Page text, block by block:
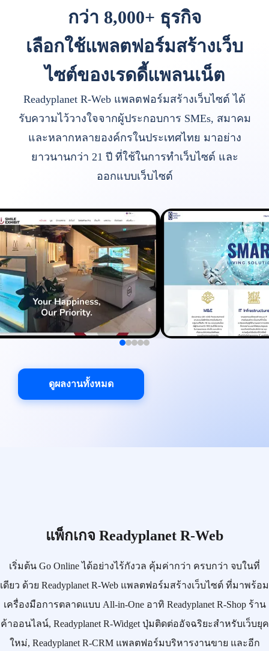
กว่า 8,000+ ธุรกิจ
เลือกใช้แพลตฟอร์มสร้างเว็บ
ไซต์ของเรดดี้แพลนเน็ต
Readyplanet R-Web แพลตฟอร์มสร้างเว็บไซต์ ได้
รับความไว้วางใจจากผู้ประกอบการ SMEs, สมาคม
และหลากหลายองค์กรในประเทศไทย มาอย่าง
ยาวนานกว่า 21 ปี ที่ใช้ในการทำเว็บไซต์ และ
ออกแบบเว็บไซต์
ดูผลงานทั้งหมด
แพ็กเกจ Readyplanet R-Web
เริ่มต้น Go Onlineได้อย่างไร้กังวล คุ้มค่ากว่า ครบกว่า จบในที่
เดียว ด้วย Readyplanet R-Web แพลตฟอร์มสร้างเว็บไซต์ ที่มาพร้อม
เครื่องมือการตลาดแบบ All-in-Oneอาทิ Readyplanet R-Shopร้าน
ค้าออนไลน์, Readyplanet R-Widgetปุ่มติดต่ออัจฉริยะสำหรับเว็บยุค
ใหม่, Readyplanet R-CRMแพลตฟอร์มบริหารงานขาย และอีก